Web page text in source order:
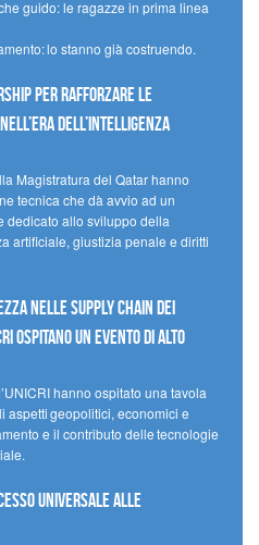
guido: le ragazze in prima linea
lo stanno già costruendo.
per rafforzare le
dell’intelligenza
Magistratura del Qatar hanno
tecnica che dà avvio ad un
dedicato allo sviluppo della
artificiale, giustizia penale e diritti
nelle supply chain dei
ospitano un evento di alto
hanno ospitato una tavola
aspetti geopolitici, economici e
e il contributo delle tecnologie
universale alle